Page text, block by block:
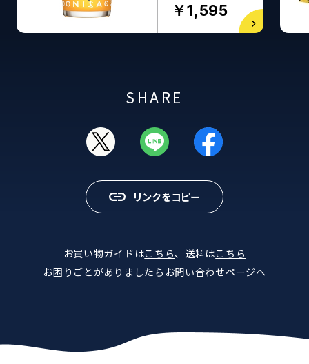
￥1,595
SHARE
リンクをコピー
お買い物ガイドはこちら、送料はこちら
お困りごとがありましたら お問い合わせページへ